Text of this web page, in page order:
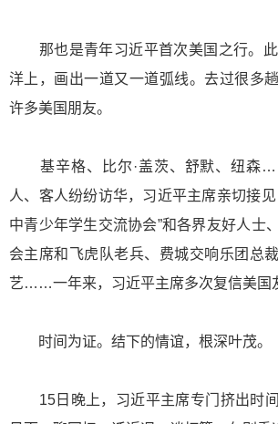
那也是青年习近平首次美国之行。此
洋上，画出一道又一道弧线。去过很多
许多美国朋友。
基辛格、比尔·盖茨、舒默、纽森
人、客人纷纷访华，习近平主席亲切接
中青少年学生交流协会”和各界友好人士
会主席和飞虎队老兵、费城交响乐团总
艺……一年来，习近平主席多次复信美国
时间为证。结下的情谊，根深叶茂。
15日晚上，习近平主席专门挤出时间